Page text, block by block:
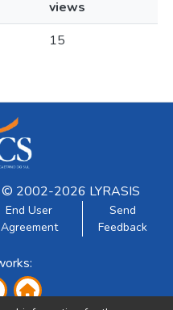
views
15
© 2002-2026 LYRASIS
End User
Agreement
Send
Feedback